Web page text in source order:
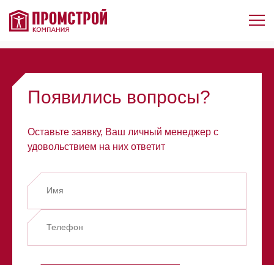
Элемент не найден!
Появились вопросы?
Оставьте заявку, Ваш личный менеджер с
удовольствием на них ответит